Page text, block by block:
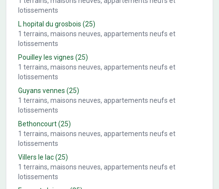
lotissements
L hopital du grosbois (25)
1 terrains, maisons neuves, appartements neufs et
lotissements
Pouilley les vignes (25)
1 terrains, maisons neuves, appartements neufs et
lotissements
Guyans vennes (25)
1 terrains, maisons neuves, appartements neufs et
lotissements
Bethoncourt(25)
1 terrains, maisons neuves, appartements neufs et
lotissements
Villers le lac(25)
1 terrains, maisons neuves, appartements neufs et
lotissements